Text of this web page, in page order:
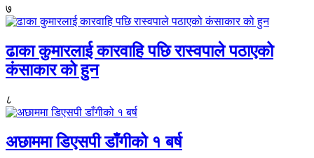
७
ढाका कुमारलाई कारवाहि पछि रास्वपाले पठाएको
कंसाकार को हुन
८
अछाममा डिएसपी डाँगीको १ बर्ष